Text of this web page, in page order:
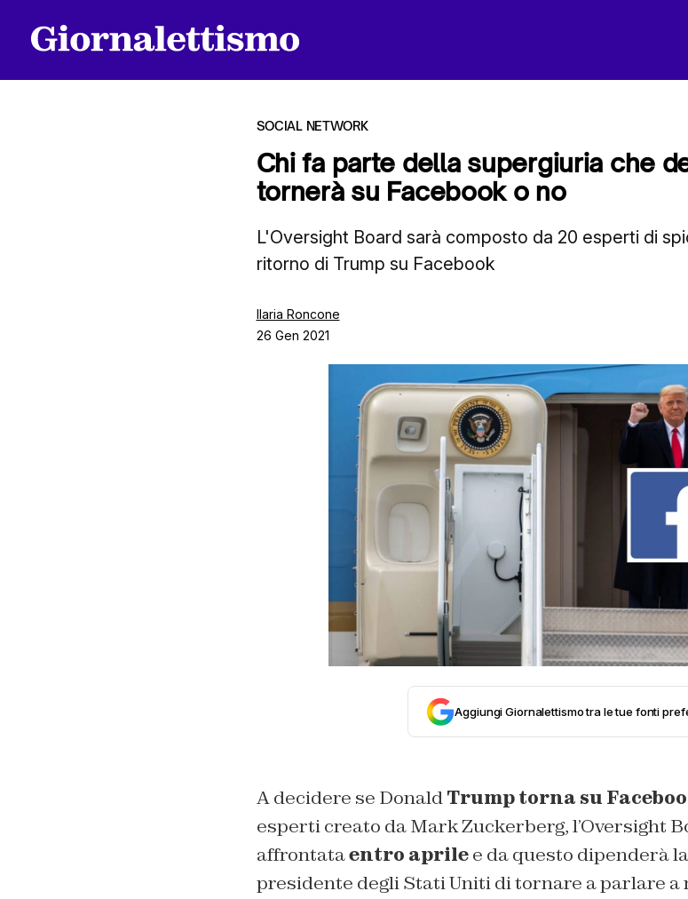
SOCIAL NETWORK
Chi fa parte della supergiuria che
tornerà su Facebook o no
L'Oversight Board sarà composto da 20 esperti di
ritorno di Trump su Facebook
Ilaria Roncone
26 Gen 2021
Aggiungi Giornalettismo tra le tue fonti
A decidere se DonaldTrump torna su
esperti creato da Mark Zuckerberg, l’Oversight
affrontataentro aprilee da questo dipenderà
presidente degli Stati Uniti di tornare a parlare a